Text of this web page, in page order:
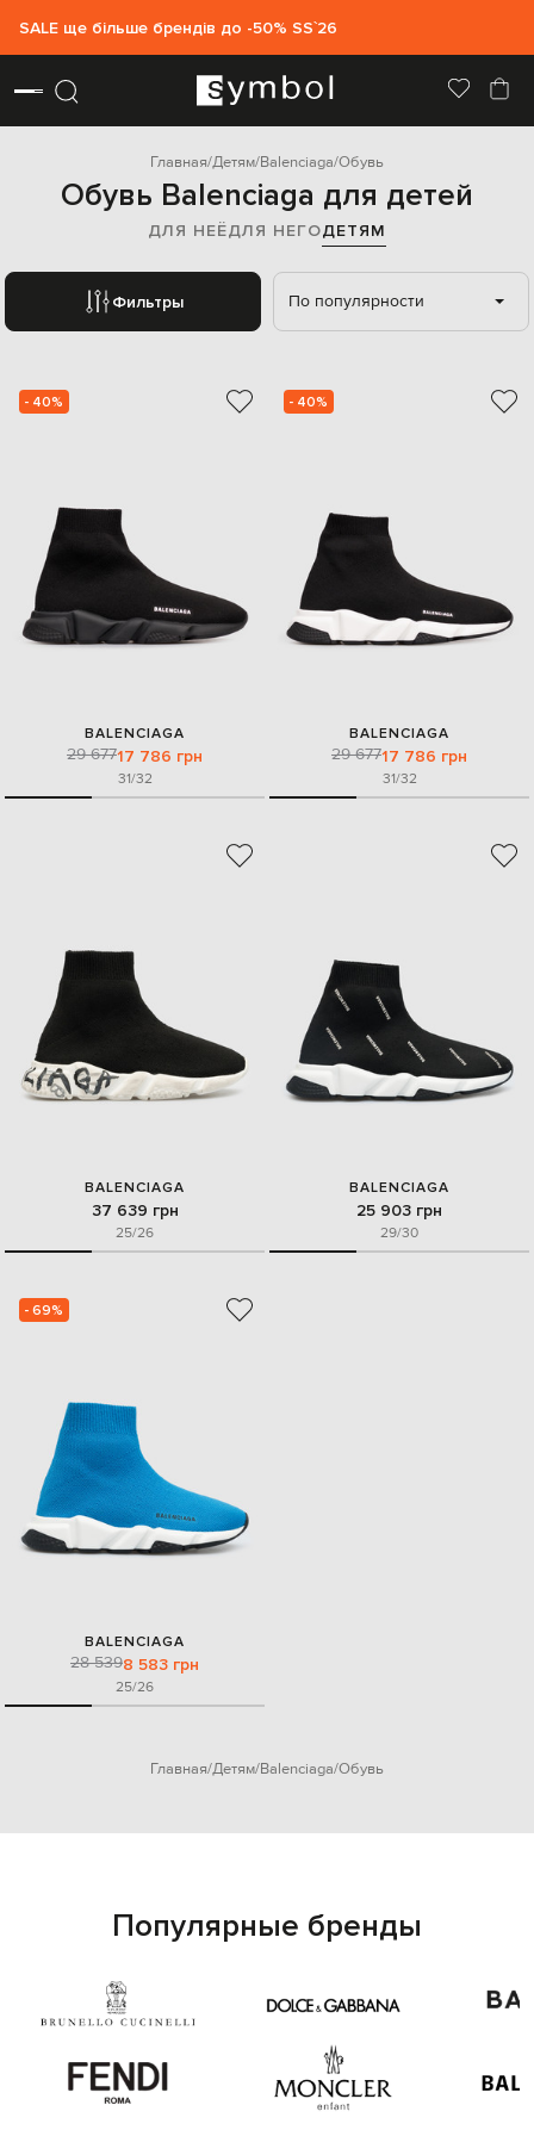
SALE ще більше брендів до -50% SS`26
Главная Детям Balenciaga Обувь
Обувь Balenciaga для детей
ДЛЯ НЕЁДЛЯ НЕГОДЕТЯМ
Фильтры По популярности
- 40%
BALENCIAGA
29 67717 786 грн
31/32
- 40%
BALENCIAGA
29 67717 786 грн
31/32
BALENCIAGA
37 639 грн
25/26
BALENCIAGA
25 903 грн
29/30
- 69%
BALENCIAGA
28 5398 583 грн
25/26
Главная Детям Balenciaga Обувь
Популярные бренды